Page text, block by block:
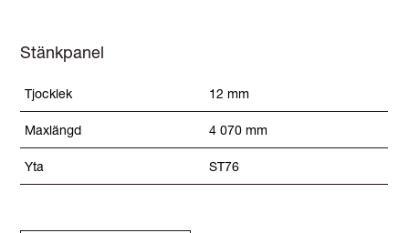
Stänkpanel
Tjocklek 12 mm
Maxlängd 4 070 mm
Yta ST76